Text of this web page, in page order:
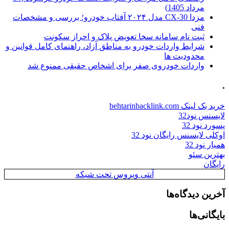
مرداد 1405)
مزدا CX-30 مدل ۲۰۲۴ آفتاب خودرو؛ بررسی و مشخصات
فنی
ثبت نام سامانه سخا تعویض پلاک و احراز سکونت
شرایط واردات خودرو به مناطق آزاد، راهنمای کامل قوانین و
محدودیت ها
واردات خودروی صفر برای اشخاص حقیقی ممنوع شد
.
خرید بک لینک behtarinbacklink.com
لایسنس نود32
پسورد نود 32
اوکلی لایسنس رایگان نود 32
همیار نود 32
بهترین سئو
رایگان
آنتی ویروس تحت شبکه
آخرین دیدگاه‌ها
بایگانی‌ها